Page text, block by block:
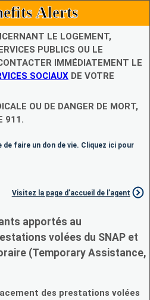
Alerts
LE LOGEMENT,
PUBLICS OU LE
IMMÉDIATEMENT LE
SOCIAUX DE VOTRE
OU DE DANGER DE MORT,
911.
faire un don de vie. Cliquez ici pour
Visitez la page d’accueil de l’agent
apportés au
volées du SNAP et
(Temporary Assistance,
des prestations volées